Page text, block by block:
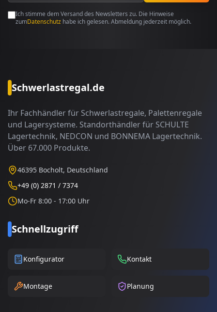
Ich stimme dem Versand des Newsletters zu. Die Hinweise
zumDatenschutz habe ich gelesen. Abmeldung jederzeit möglich.
Schwerlastregal.de
Ihr Fachhändler für Schwerlastregale, Palettenregale
und Lagersysteme. Standorthändler für SCHULTE
Lagertechnik, NEDCON und BONNEMA Lagertechnik.
Über 67.000 Produkte.
46395 Bocholt, Deutschland
+49 (0) 2871 / 7374
Mo-Fr 8:00 - 17:00 Uhr
Schnellzugriff
Konfigurator Kontakt
Montage Planung